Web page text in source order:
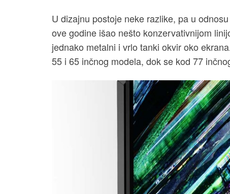
U dizajnu postoje neke razlike, pa u
ove godine išao nešto konzervativnijom
jednako metalni i vrlo tanki okvir oko
55 i 65 inčnog modela, dok se kod 77